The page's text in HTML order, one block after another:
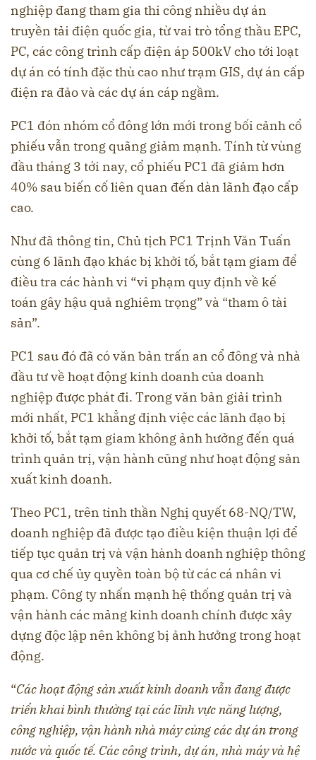
nghiệp đang tham gia thi công nhiều dự án
truyền tải điện quốc gia, từ vai trò tổng thầu EPC,
PC, các công trình cấp điện áp 500kV cho tới loạt
dự án có tính đặc thù cao như trạm GIS, dự án cấp
điện ra đảo và các dự án cáp ngầm.
PC1 đón nhóm cổ đông lớn mới trong bối cảnh cổ
phiếu vẫn trong quãng giảm mạnh. Tính từ vùng
đầu tháng 3 tới nay, cổ phiếu PC1 đã giảm hơn
40% sau biến cố liên quan đến dàn lãnh đạo cấp
cao.
Như đã thông tin, Chủ tịch PC1 Trịnh Văn Tuấn
cùng 6 lãnh đạo khác bị khởi tố, bắt tạm giam để
điều tra các hành vi “vi phạm quy định về kế
toán gây hậu quả nghiêm trọng” và “tham ô tài
sản”.
PC1 sau đó đã có văn bản trấn an cổ đông và nhà
đầu tư về hoạt động kinh doanh của doanh
nghiệp được phát đi. Trong văn bản giải trình
mới nhất, PC1 khẳng định việc các lãnh đạo bị
khởi tố, bắt tạm giam không ảnh hưởng đến quá
trình quản trị, vận hành cũng như hoạt động sản
xuất kinh doanh.
Theo PC1, trên tinh thần Nghị quyết 68-NQ/TW,
doanh nghiệp đã được tạo điều kiện thuận lợi để
tiếp tục quản trị và vận hành doanh nghiệp thông
qua cơ chế ủy quyền toàn bộ từ các cá nhân vi
phạm. Công ty nhấn mạnh hệ thống quản trị và
vận hành các mảng kinh doanh chính được xây
dựng độc lập nên không bị ảnh hưởng trong hoạt
động.
“Các hoạt động sản xuất kinh doanh vẫn đang được
triển khai bình thường tại các lĩnh vực năng lượng,
công nghiệp, vận hành nhà máy cùng các dự án trong
nước và quốc tế. Các công trình, dự án, nhà máy và hệ